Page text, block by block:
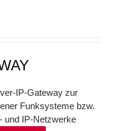
IP-Gateway zur
Funksysteme bzw.
und IP-Netzwerke